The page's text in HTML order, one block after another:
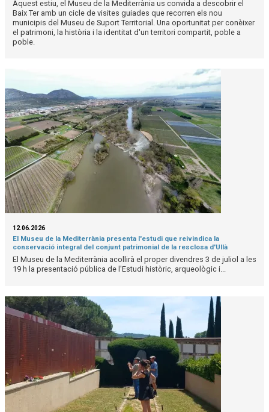
Aquest estiu, el Museu de la Mediterrània us convida a descobrir el
Baix Ter amb un cicle de visites guiades que recorren els nou
municipis del Museu de Suport Territorial. Una oportunitat per conèixer
el patrimoni, la història i la identitat d'un territori compartit, poble a
poble.
12.06.2026
El Museu de la Mediterrània presenta l'estudi que reivindica la
conservació integral del conjunt patrimonial de la resclosa d'Ullà
El Museu de la Mediterrània acollirà el proper divendres 3 de juliol a les
19 h la presentació pública de l'Estudi històric, arqueològic i...